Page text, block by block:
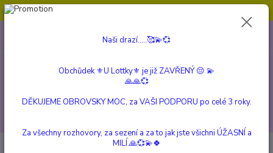
CZK
VÍLY, STRÁŽNÍ ANDĚLÉ a ČARODĚJKY
Naši drazí.....🥰💫💞
Obchůdek ⚜️U Lottky⚜️ je již ZAVŘENÝ 😔 💫
🙏🙏💞
DĚKUJEME OBROVSKY MOC, za VAŠI PODPORU po celé 3 roky.
Za všechny rozhovory, za sezení a za to jak jste všichni ÚŽASNÍ a
MILÍ.🙏💞💫🍀